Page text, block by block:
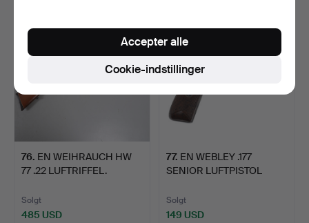
76. EN WEIHRAUCH HW
77 .22 LUFTRIFFEL.
Solgt
485 USD
77. EN WEBLEY .177
SENIOR LUFTPISTOL
Solgt
149 USD
Cookie-indstillinger
Accepter alle